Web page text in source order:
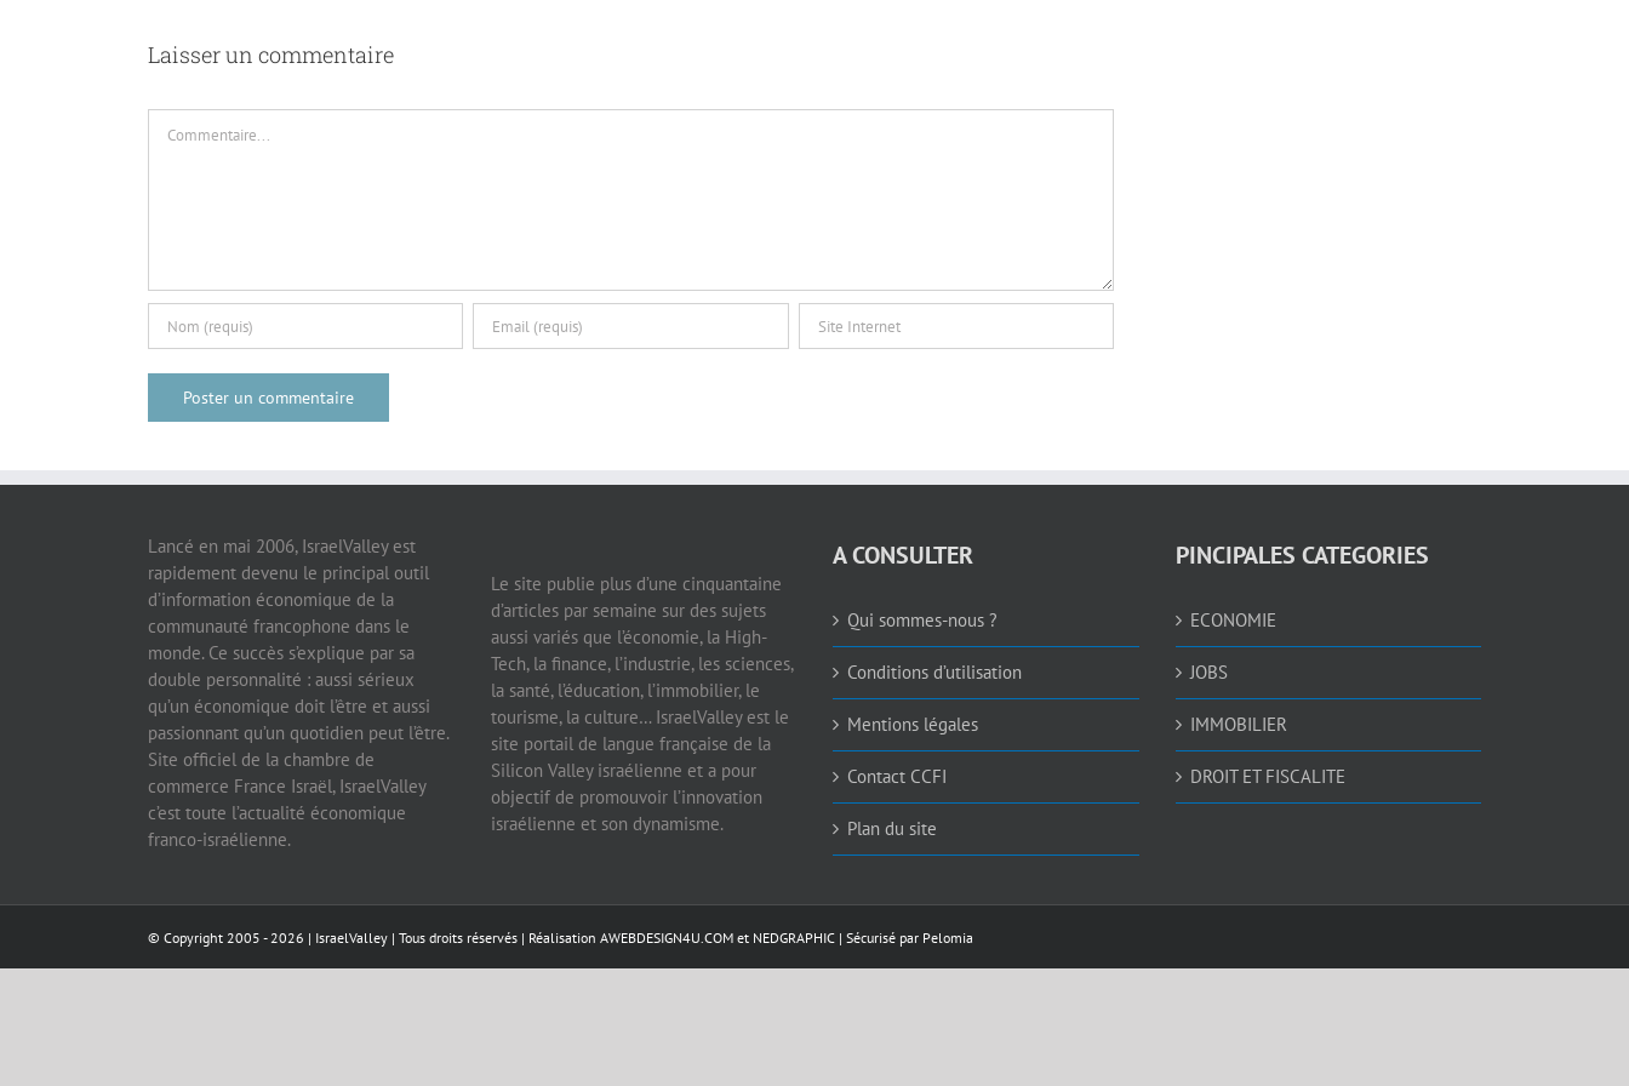
Laisser un commentaire
Lancé en mai 2006, IsraelValley est
rapidement devenu le principal outil
d’information économique de la
communauté francophone dans le
monde. Ce succès s’explique par sa
double personnalité : aussi sérieux
qu’un économique doit l’être et aussi
passionnant qu’un quotidien peut l’être.
Site officiel de la chambre de
commerce France Israël, IsraelValley
c’est toute l’actualité économique
franco-israélienne.
Le site publie plus d’une cinquantaine
d’articles par semaine sur des sujets
aussi variés que l’économie, la High-
Tech, la finance, l’industrie, les sciences,
la santé, l’éducation, l’immobilier, le
tourisme, la culture… IsraelValley est le
site portail de langue française de la
Silicon Valley israélienne et a pour
objectif de promouvoir l’innovation
israélienne et son dynamisme.
A CONSULTER
Qui sommes-nous ?
Conditions d’utilisation
Mentions légales
Contact CCFI
Plan du site
PINCIPALES CATEGORIES
ECONOMIE
JOBS
IMMOBILIER
DROIT ET FISCALITE
© Copyright 2005 -2026 | IsraelValley | Tous droits réservés | Réalisation AWEBDESIGN4U.COM et NEDGRAPHIC | Sécurisé par Pelomia